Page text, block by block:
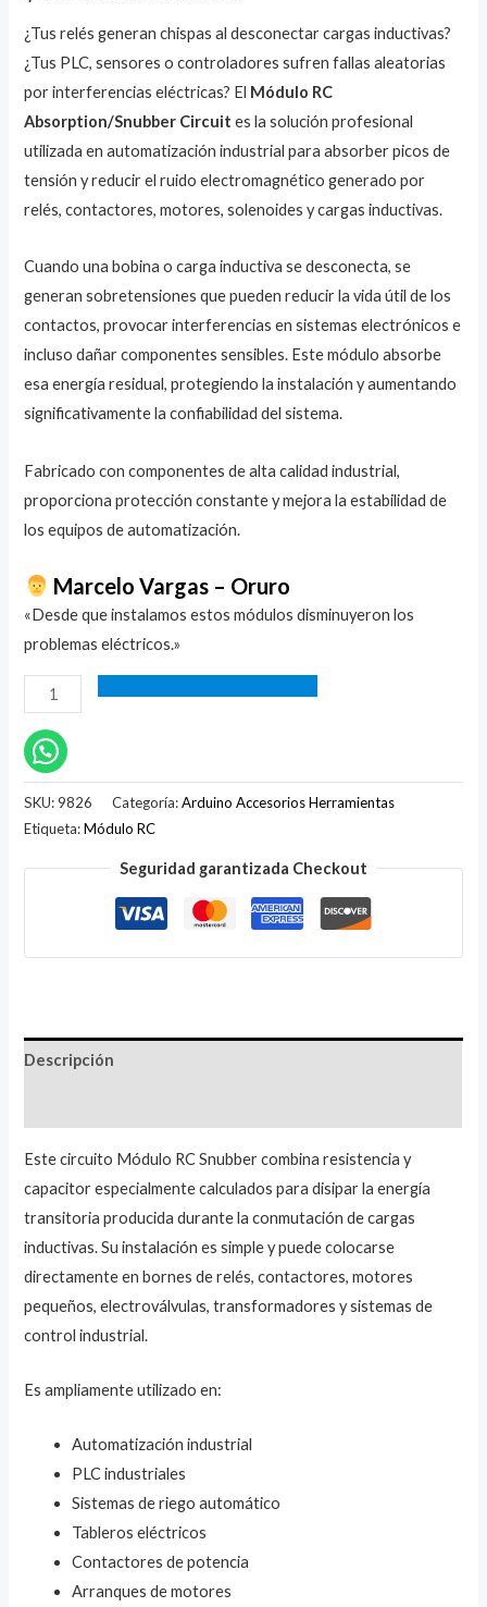
¿Tus relés generan chispas al desconectar cargas inductivas?
¿Tus PLC, sensores o controladores sufren fallas aleatorias
por interferencias eléctricas? El Módulo RC
Absorption/Snubber Circuit es la solución profesional
utilizada en automatización industrial para absorber picos de
tensión y reducir el ruido electromagnético generado por
relés, contactores, motores, solenoides y cargas inductivas.
Cuando una bobina o carga inductiva se desconecta, se
generan sobretensiones que pueden reducir la vida útil de los
contactos, provocar interferencias en sistemas electrónicos e
incluso dañar componentes sensibles. Este módulo absorbe
esa energía residual, protegiendo la instalación y aumentando
significativamente la confiabilidad del sistema.
Fabricado con componentes de alta calidad industrial,
proporciona protección constante y mejora la estabilidad de
los equipos de automatización.
Marcelo Vargas – Oruro
«Desde que instalamos estos módulos disminuyeron los
problemas eléctricos.»
SKU:9826 Categoría:Arduino Accesorios Herramientas
Etiqueta:Módulo RC
Seguridad garantizada Checkout
Descripción
Este circuito Módulo RC Snubber combina resistencia y
capacitor especialmente calculados para disipar la energía
transitoria producida durante la conmutación de cargas
inductivas. Su instalación es simple y puede colocarse
directamente en bornes de relés, contactores, motores
pequeños, electroválvulas, transformadores y sistemas de
control industrial.
Es ampliamente utilizado en:
Automatización industrial
PLC industriales
Sistemas de riego automático
Tableros eléctricos
Contactores de potencia
Arranques de motores